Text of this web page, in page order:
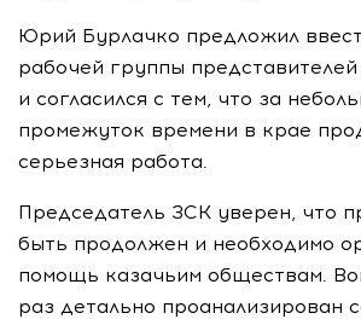
Юрий Бурлачко предложил
рабочей группы
и согласился с тем, что за
промежуток времени в крае
серьезная работа.
Председатель ЗСК уверен, что
быть продолжен и необходимо
помощь казачьим обществам.
раз детально проанализирован